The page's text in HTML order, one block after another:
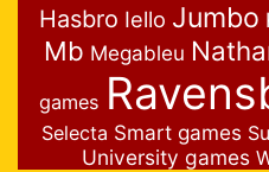
Hasbro Iello Jumbo
Mb Megableu
games
Selecta Smart games
University games